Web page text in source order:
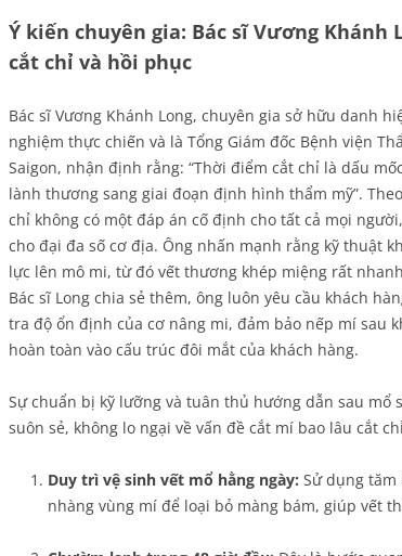
Ý kiến chuyên gia: Bác sĩ Vương
cắt chỉ và hồi phục
Bác sĩ Vương Khánh Long, chuyên gia sở hữu danh
nghiệm thực chiến và là Tổng Giám đốc Bệnh viện
Saigon, nhận định rằng: “Thời điểm cắt chỉ là dấu
lành thương sang giai đoạn định hình thẩm mỹ”.
chỉ không có một đáp án cố định cho tất cả mọi
cho đại đa số cơ địa. Ông nhấn mạnh rằng kỹ thuật
lực lên mô mi, từ đó vết thương khép miệng rất
Bác sĩ Long chia sẻ thêm, ông luôn yêu cầu khách
tra độ ổn định của cơ nâng mi, đảm bảo nếp mí sau
hoàn toàn vào cấu trúc đôi mắt của khách hàng.
Sự chuẩn bị kỹ lưỡng và tuân thủ hướng dẫn sau
suôn sẻ, không lo ngại về vấn đề cắt mí bao lâu cắt
Duy trì vệ sinh vết mổ hằng ngày: Sử dụng
nhàng vùng mí để loại bỏ màng bám, giúp vết